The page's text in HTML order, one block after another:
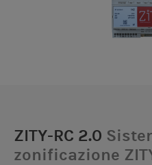
ZITY-RC 2.0
zonificazione